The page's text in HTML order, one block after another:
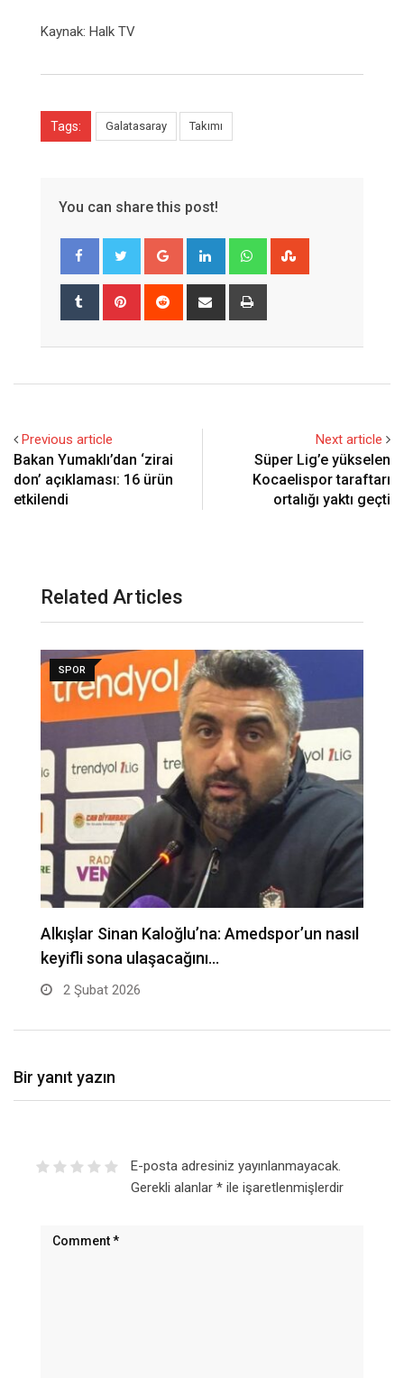
Kaynak: Halk TV
Tags: Galatasaray Takımı
You can share this post!
Google+ LinkedIn Whatsapp
Tumblr Pinterest Reddit
Share
Previous article
Bakan Yumaklı’dan ‘zirai
don’ açıklaması: 16 ürün
etkilendi
Next article
Süper Lig’e yükselen
Kocaelispor taraftarı
ortalığı yaktı geçti
Related Articles
SPOR
Alkışlar Sinan Kaloğlu’na: Amedspor’un nasıl
keyifli sona ulaşacağını…
2 Şubat 2026
Bir yanıt yazın
E-posta adresiniz yayınlanmayacak.
Gerekli alanlar *ile işaretlenmişlerdir